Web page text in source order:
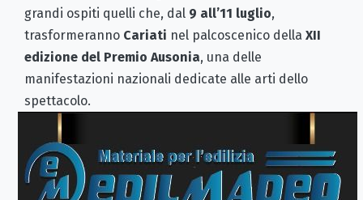
grandi ospiti quelli che, dal 9 all’11 luglio,
trasformeranno Cariati nel palcoscenico della XII
edizione del Premio Ausonia, una delle
manifestazioni nazionali dedicate alle arti dello
spettacolo.